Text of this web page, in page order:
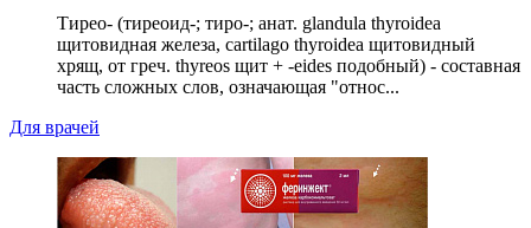
Тирео- (тиреоид-; тиро-; анат. glandula thyroidea
щитовидная железа, cartilago thyroidea щитовидный
хрящ, от греч. thyreos щит + -eides подобный) - составная
часть сложных слов, означающая "относ...
Для врачей